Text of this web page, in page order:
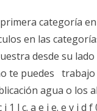
categoría
en las
desde su
te puedes
agua o los
1 l c. a e i e. e v i d